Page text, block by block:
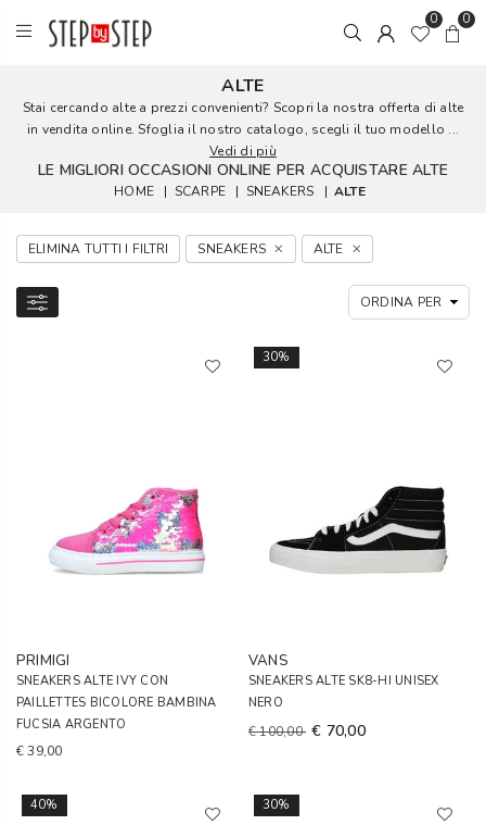
0 0
ALTE
Stai cercando alte a prezzi convenienti? Scopri la nostra offerta di alte
in vendita online. Sfoglia il nostro catalogo, scegli il tuo modello ...
Vedi di più
LE MIGLIORI OCCASIONI ONLINE PER ACQUISTARE ALTE
HOME | SCARPE | SNEAKERS | ALTE
ELIMINA TUTTI I FILTRI SNEAKERS ALTE
PRIMIGI
SNEAKERS ALTE IVY CON
PAILLETTES BICOLORE BAMBINA
FUCSIA ARGENTO
€ 39,00
30%
VANS
SNEAKERS ALTE SK8-HI UNISEX
NERO
€ 100,00 € 70,00
40% 30%